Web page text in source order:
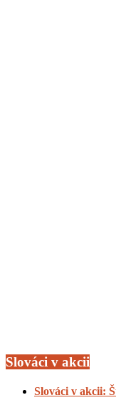
Slováci v akcii
Slováci v akcii: